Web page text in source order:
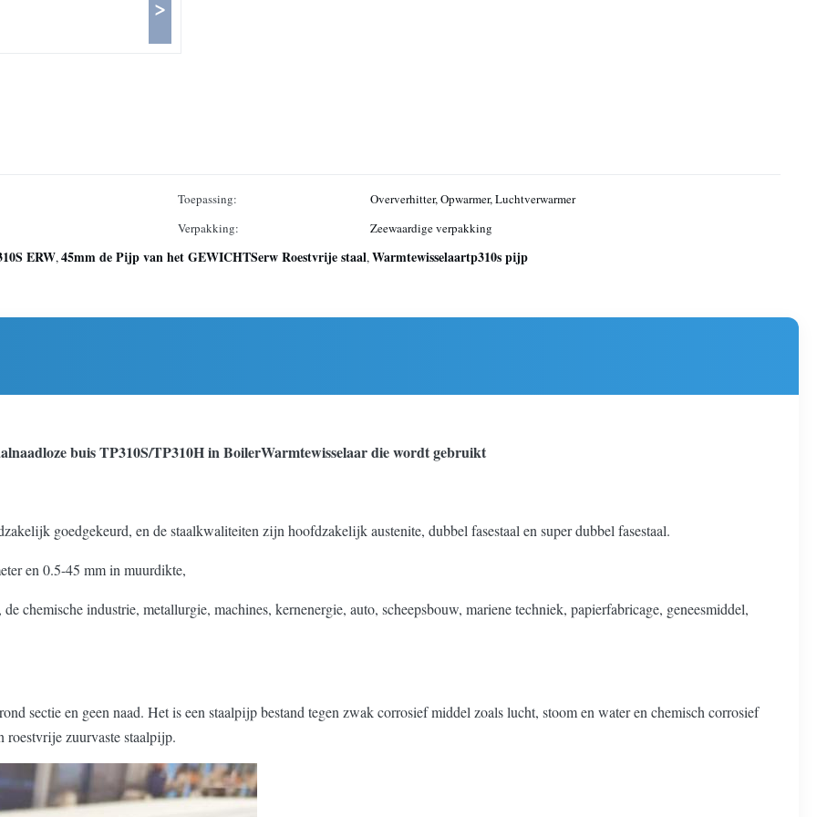
>
Toepassing:
Oververhitter, Opwarmer, Luchtverwarmer
Verpakking:
Zeewaardige verpakking
ERW,45mm de Pijp van het GEWICHTSerw Roestvrije staal,Warmtewisselaartp310s pijp
buis TP310S/TP310H in BoilerWarmtewisselaar die wordt gebruikt
goedgekeurd, en de staalkwaliteiten zijn hoofdzakelijk austenite, dubbel fasestaal en super dubbel fasestaal.
en 0.5-45 mm in muurdikte,
chemische industrie, metallurgie, machines, kernenergie, auto, scheepsbouw, mariene techniek, papierfabricage, geneesmiddel,
sectie en geen naad. Het is een staalpijp bestand tegen zwak corrosief middel zoals lucht, stoom en water en chemisch corrosief
roestvrije zuurvaste staalpijp.